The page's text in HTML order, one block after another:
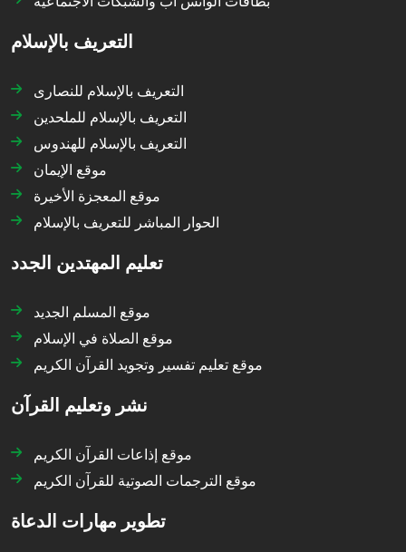
التعريف بالإسلام
التعريف بالإسلام للنصارى
التعريف بالإسلام للملحدين
التعريف بالإسلام للهندوس
موقع الإيمان
موقع المعجزة الأخيرة
الحوار المباشر للتعريف بالإسلام
تعليم المهتدين الجدد
موقع المسلم الجديد
موقع الصلاة في الإسلام
موقع تعليم تفسير وتجويد القرآن الكريم
نشر وتعليم القرآن
موقع إذاعات القرآن الكريم
موقع الترجمات الصوتية للقرآن الكريم
تطوير مهارات الدعاة